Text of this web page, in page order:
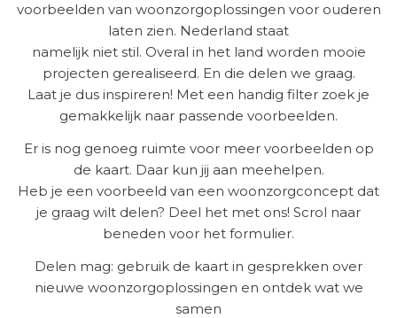
voorbeelden van woonzorgoplossingen voor ouderen
laten zien. Nederland staat
namelijk niet stil. Overal in het land worden mooie
projecten gerealiseerd. En die delen we graag.
Laat je dus inspireren! Met een handig filter zoek je
gemakkelijk naar passende voorbeelden.
Er is nog genoeg ruimte voor meer voorbeelden op
de kaart. Daar kun jij aan meehelpen.
Heb je een voorbeeld van een woonzorgconcept dat
je graag wilt delen? Deel het met ons! Scrol naar
beneden voor het formulier.
Delen mag: gebruik de kaart in gesprekken over
nieuwe woonzorgoplossingen en ontdek wat we
samen